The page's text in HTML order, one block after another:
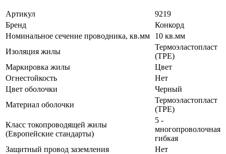
Артикул
9219
Бренд
Конкорд
Номинальное сечение проводника, кв.мм
10 кв.мм
Изоляция жилы
Термоэластопласт
(TPE)
Маркировка жилы
Цвет
Огнестойкость
Нет
Цвет оболочки
Черный
Материал оболочки
Термоэластопласт
(TPE)
Класс токопроводящей жилы
(Европейские стандарты)
5 -
многопроволочная
гибкая
Защитный провод заземления
Нет